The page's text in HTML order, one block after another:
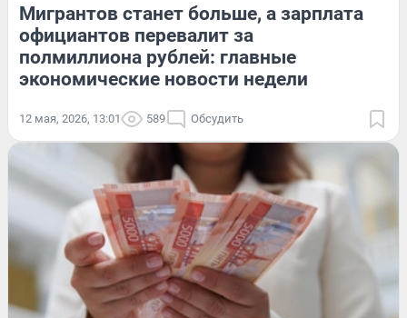
Мигрантов станет больше, а зарплата
официантов перевалит за
полмиллиона рублей: главные
экономические новости недели
12 мая, 2026, 13:01 589 Обсудить